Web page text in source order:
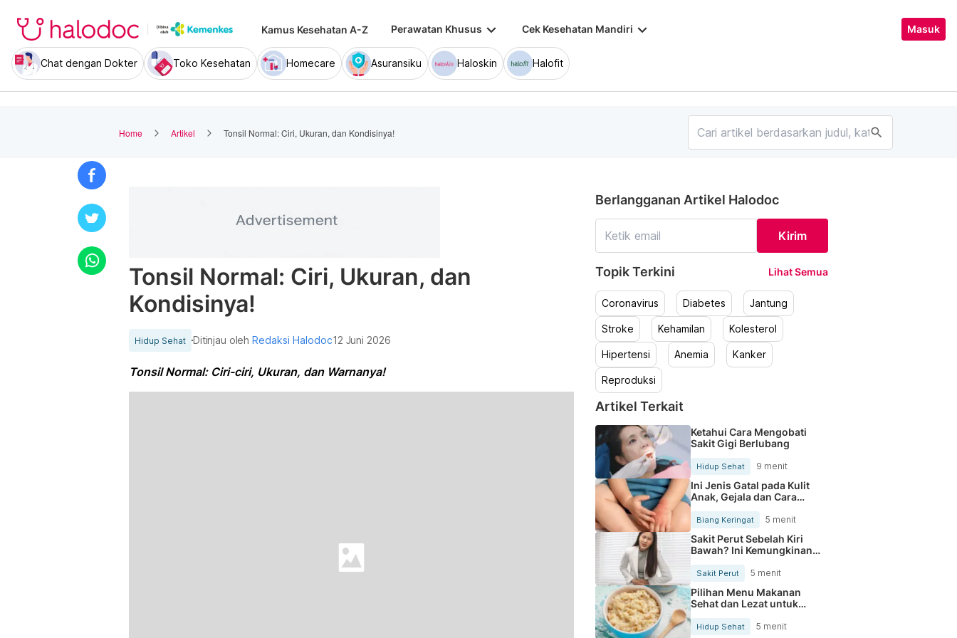
Kamus Kesehatan A-Z Perawatan Khusus keyboard_arrow_down Cek Kesehatan Mandiri keyboard_arrow_down Masuk
Chat dengan Dokter Toko Kesehatan Homecare Asuransiku Haloskin Halofit
Home Artikel Tonsil Normal: Ciri, Ukuran, dan Kondisinya! search
Tonsil Normal: Ciri, Ukuran, dan
Kondisinya!
Hidup Sehat Ditinjau olehRedaksi Halodoc12 Juni 2026
Tonsil Normal: Ciri-ciri, Ukuran, dan Warnanya!
Berlangganan Artikel Halodoc
Kirim
Topik Terkini Lihat Semua
Coronavirus Diabetes Jantung
Stroke Kehamilan Kolesterol
Hipertensi Anemia Kanker
Reproduksi
Artikel Terkait
Ketahui Cara Mengobati
Sakit Gigi Berlubang
Hidup Sehat 9 menit
Ini Jenis Gatal pada Kulit
Anak, Gejala dan Cara
Mengobatinya
Biang Keringat 5 menit
Sakit Perut Sebelah Kiri
Bawah? Ini Kemungkinan
Sakit Perut 5 menit
Pilihan Menu Makanan
Sehat dan Lezat untuk
Mengurangi Kolesterol
Hidup Sehat 5 menit